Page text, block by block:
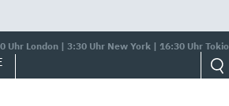
London | 3:30 Uhr New York | 16:30 Uhr Tokio